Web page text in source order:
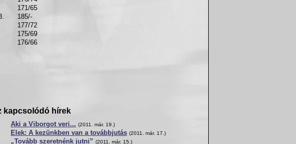
171/65
185/-
177/72
175/69
176/66
kapcsolódó hírek
Aki a Viborgot veri... (2011. már. 19.)
Elek: A kezünkben van a továbbjutás (2011. már. 17.)
„Tovább szeretnénk jutni” (2011. már. 15.)